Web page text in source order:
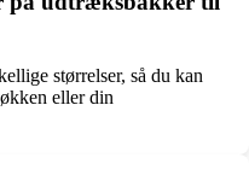
størrelser, så du kan
eller din